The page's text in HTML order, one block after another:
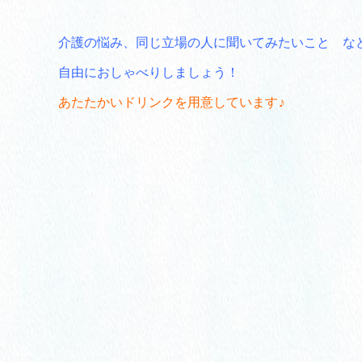
介護の悩み、同じ立場の人に聞いてみたいこと な
自由におしゃべりしましょう！
あたたかいドリンクを用意しています♪